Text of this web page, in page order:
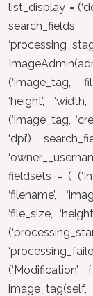
list_display =
(‘image_tag’,
‘height’,
(‘image_tag’,
‘dpi’)
fieldsets = (
‘filename’,
‘file_size’,
(‘Modification’,